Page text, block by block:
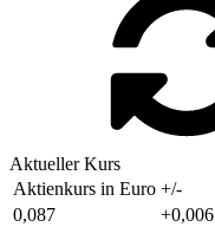
Aktueller Kurs
Aktienkurs in Euro +/-
0,087
+0,006